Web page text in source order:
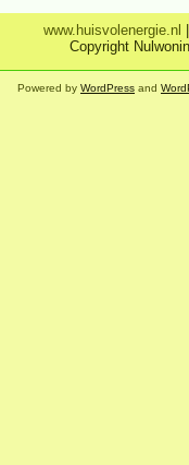
www.huisvolenergie.nl
Copyright
Powered by WordPress and